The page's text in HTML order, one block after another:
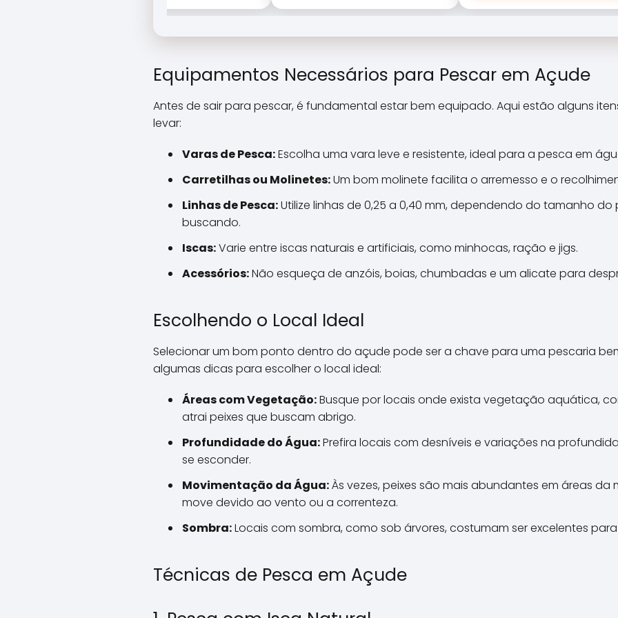
Equipamentos Necessários para Pescar em Açude
Antes de sair para pescar, é fundamental estar bem equipado. Aqui estão alguns
levar:
Varas de Pesca:Escolha uma vara leve e resistente, ideal para a pesca em
Carretilhas ou Molinetes:Um bom molinete facilita o arremesso e o
Linhas de Pesca:Utilize linhas de 0,25 a 0,40 mm, dependendo do tamanho
buscando.
Iscas:Varie entre iscas naturais e artificiais, como minhocas, ração e jigs.
Acessórios:Não esqueça de anzóis, boias, chumbadas e um alicate para
Escolhendo o Local Ideal
Selecionar um bom ponto dentro do açude pode ser a chave para uma pescaria
algumas dicas para escolher o local ideal:
Áreas com Vegetação:Busque por locais onde exista vegetação aquática,
atrai peixes que buscam abrigo.
Profundidade do Água:Prefira locais com desníveis e variações na
se esconder.
Movimentação da Água:Às vezes, peixes são mais abundantes em áreas
move devido ao vento ou a correnteza.
Sombra:Locais com sombra, como sob árvores, costumam ser excelentes
Técnicas de Pesca em Açude